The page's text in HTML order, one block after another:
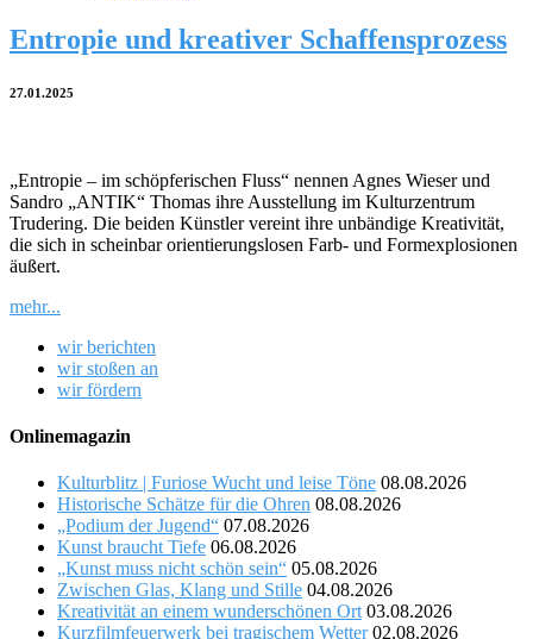
Entropie und kreativer Schaffensprozess
27.01.2025
„Entropie – im schöpferischen Fluss“ nennen Agnes Wieser und
Sandro „ANTIK“ Thomas ihre Ausstellung im Kulturzentrum
Trudering. Die beiden Künstler vereint ihre unbändige Kreativität,
die sich in scheinbar orientierungslosen Farb- und Formexplosionen
äußert.
mehr...
wir berichten
wir stoßen an
wir fördern
Onlinemagazin
Kulturblitz | Furiose Wucht und leise Töne 08.08.2026
Historische Schätze für die Ohren 08.08.2026
„Podium der Jugend“ 07.08.2026
Kunst braucht Tiefe 06.08.2026
„Kunst muss nicht schön sein“ 05.08.2026
Zwischen Glas, Klang und Stille 04.08.2026
Kreativität an einem wunderschönen Ort 03.08.2026
Kurzfilmfeuerwerk bei tragischem Wetter 02.08.2026